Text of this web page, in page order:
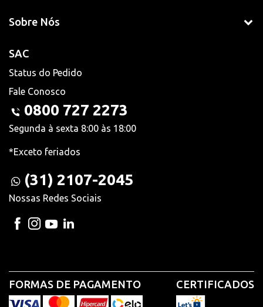
Sobre Nós
SAC
Status do Pedido
Fale Conosco
0800 727 2273
Segunda à sexta 8:00 às 18:00
*Exceto feriados
(31) 2107-2045
Nossas Redes Sociais
FORMAS DE PAGAMENTO CERTIFICADOS